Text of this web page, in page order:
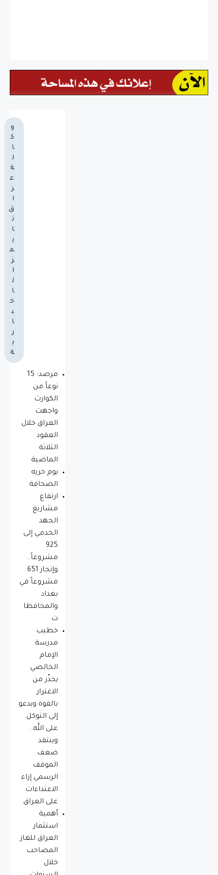
و
ك
ا
ل
ة
ع
ر
ا
ق
ت
ا
ي
م
ز
ا
ل
ا
خ
ب
ا
ر
ي
ة
مرصد: 15
نوعاً من
الكوارث
واجهت
العراق خلال
العقود
الثلاثة
الماضية
يوم حريه
الصحافة
ارتفاع
مشاريع
الجهد
الخدمي إلى
925
مشروعاً..
وإنجاز 651
مشروعاً في
بغداد
والمحافظا
ت
خطيب
مدرسة
الإمام
الخالصي
يحذّر من
الاغترار
بالقوة ويدعو
إلى التوكل
على الله..
وينتقد
ضعف
الموقف
الرسمي إزاء
الاعتداءات
على العراق
أهمية
استثمار
العراق للغاز
المصاحب
خلال